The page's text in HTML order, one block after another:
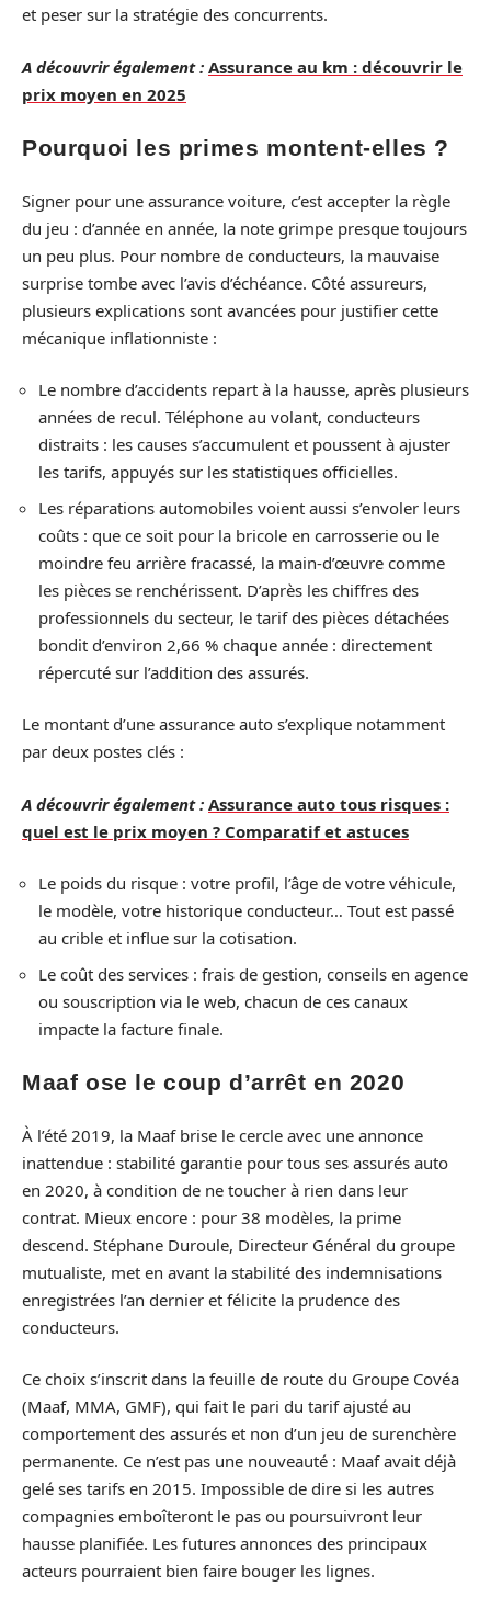
et peser sur la stratégie des concurrents.
A découvrir également : Assurance au km : découvrir le
prix moyen en 2025
Pourquoi les primes montent-elles ?
Signer pour une assurance voiture, c’est accepter la règle
du jeu : d’année en année, la note grimpe presque toujours
un peu plus. Pour nombre de conducteurs, la mauvaise
surprise tombe avec l’avis d’échéance. Côté assureurs,
plusieurs explications sont avancées pour justifier cette
mécanique inflationniste :
Le nombre d’accidents repart à la hausse, après plusieurs
années de recul. Téléphone au volant, conducteurs
distraits : les causes s’accumulent et poussent à ajuster
les tarifs, appuyés sur les statistiques officielles.
Les réparations automobiles voient aussi s’envoler leurs
coûts : que ce soit pour la bricole en carrosserie ou le
moindre feu arrière fracassé, la main-d’œuvre comme
les pièces se renchérissent. D’après les chiffres des
professionnels du secteur, le tarif des pièces détachées
bondit d’environ 2,66 % chaque année : directement
répercuté sur l’addition des assurés.
Le montant d’une assurance auto s’explique notamment
par deux postes clés :
A découvrir également : Assurance auto tous risques :
quel est le prix moyen ? Comparatif et astuces
Le poids du risque : votre profil, l’âge de votre véhicule,
le modèle, votre historique conducteur… Tout est passé
au crible et influe sur la cotisation.
Le coût des services : frais de gestion, conseils en agence
ou souscription via le web, chacun de ces canaux
impacte la facture finale.
Maaf ose le coup d’arrêt en 2020
À l’été 2019, la Maaf brise le cercle avec une annonce
inattendue : stabilité garantie pour tous ses assurés auto
en 2020, à condition de ne toucher à rien dans leur
contrat. Mieux encore : pour 38 modèles, la prime
descend. Stéphane Duroule, Directeur Général du groupe
mutualiste, met en avant la stabilité des indemnisations
enregistrées l’an dernier et félicite la prudence des
conducteurs.
Ce choix s’inscrit dans la feuille de route du Groupe Covéa
(Maaf, MMA, GMF), qui fait le pari du tarif ajusté au
comportement des assurés et non d’un jeu de surenchère
permanente. Ce n’est pas une nouveauté : Maaf avait déjà
gelé ses tarifs en 2015. Impossible de dire si les autres
compagnies emboîteront le pas ou poursuivront leur
hausse planifiée. Les futures annonces des principaux
acteurs pourraient bien faire bouger les lignes.